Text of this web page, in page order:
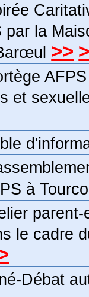
par la
>>
et
à
le cadre
Débat